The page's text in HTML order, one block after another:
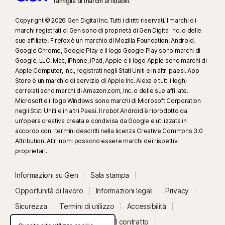
contenuti espliciti o illegali e i discorsi di incitamento all'odio.
La funzionalità automatica Protezione anti-deepfake funziona solo per i
video in inglese sulle piattaforme social/video supportate. Su altre
piattaforme è necessario utilizzare la scansione manuale. Richiede
Windows 11 o versione successiva e un browser supportato. Il
rilevamento automatico richiede inoltre un PC con IA (CPU Qualcomm o
Intel a 8 core minimo, 16 GB di RAM) oppure un PC senza IA (CPU a 6 core
minimo di qualsiasi marca, 16 GB di RAM). Sui PC non dotati di IA, con CPU
a 4 core minimo e 8 GB di RAM, è disponibile solo la scansione manuale.
Per informazioni dettagliata, visita la pagina
Norton.com/deepfakesupport
Protezione anti-deepfake nell’assistente con intelligenza artificiale
Norton Genie è attualmente disponibile con accesso in anteprima e sono
supportati solo i video di YouTube in inglese.
Copyright © 2026 Gen Digital Inc. Tutti i diritti riservati. I marchi o i
marchi registrati di Gen sono di proprietà di Gen Digital Inc. o delle
sue affiliate. Firefox è un marchio di Mozilla Foundation. Android,
Google Chrome, Google Play e il logo Google Play sono marchi di
Google, LLC. Mac, iPhone, iPad, Apple e il logo Apple sono marchi di
Apple Computer, Inc., registrati negli Stati Uniti e in altri paesi. App
Store è un marchio di servizio di Apple Inc. Alexa e tutti i loghi
correlati sono marchi di Amazon.com, Inc. o delle sue affiliate.
Microsoft e il logo Windows sono marchi di Microsoft Corporation
negli Stati Uniti e in altri Paesi. Il robot Android è riprodotto da
un'opera creativa creata e condivisa da Google e utilizzata in
accordo con i termini descritti nella licenza Creative Commons 3.0
Attribution. Altri nomi possono essere marchi dei rispettivi
proprietari.
Informazioni su Gen
Sala stampa
Opportunità di lavoro
Informazioni legali
Privacy
Sicurezza
Termini di utilizzo
Accessibilità
Stato del sistema
Recedi dal contratto